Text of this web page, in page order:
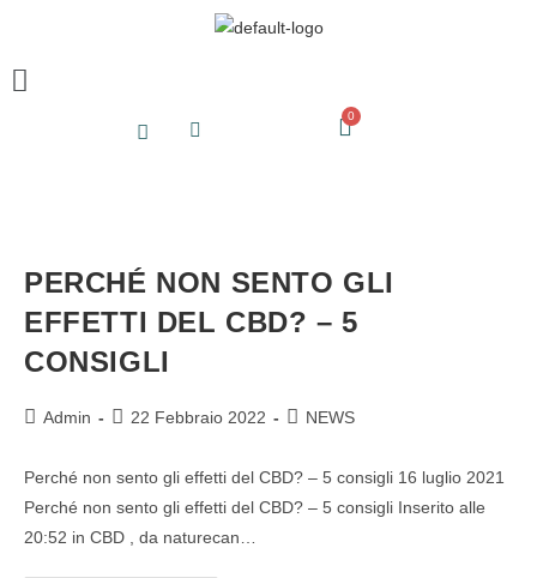
PERCHÉ NON SENTO GLI
EFFETTI DEL CBD? – 5
CONSIGLI
Admin 22 Febbraio 2022 NEWS
Perché non sento gli effetti del CBD? – 5 consigli 16 luglio 2021
Perché non sento gli effetti del CBD? – 5 consigli Inserito alle
20:52 in CBD , da naturecan…